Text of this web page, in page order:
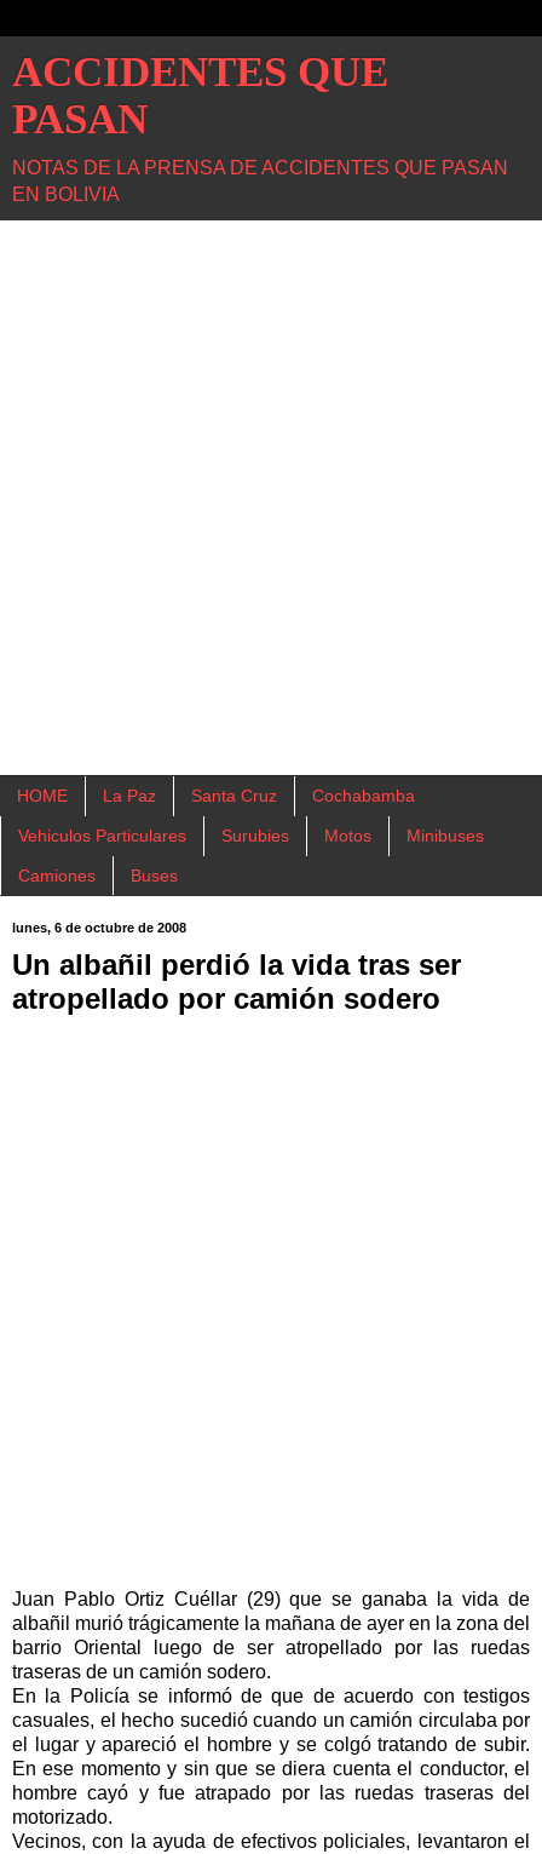
ACCIDENTES QUE
PASAN
NOTAS DE LA PRENSA DE ACCIDENTES QUE PASAN
EN BOLIVIA
HOME La Paz Santa Cruz Cochabamba
Vehiculos Particulares Surubies Motos Minibuses
Camiones Buses
lunes, 6 de octubre de 2008
Un albañil perdió la vida tras ser
atropellado por camión sodero
Juan Pablo Ortiz Cuéllar (29) que se ganaba la vida de
albañil murió trágicamente la mañana de ayer en la zona del
barrio Oriental luego de ser atropellado por las ruedas
traseras de un camión sodero.
En la Policía se informó de que de acuerdo con testigos
casuales, el hecho sucedió cuando un camión circulaba por
el lugar y apareció el hombre y se colgó tratando de subir.
En ese momento y sin que se diera cuenta el conductor, el
hombre cayó y fue atrapado por las ruedas traseras del
motorizado.
Vecinos, con la ayuda de efectivos policiales, levantaron el